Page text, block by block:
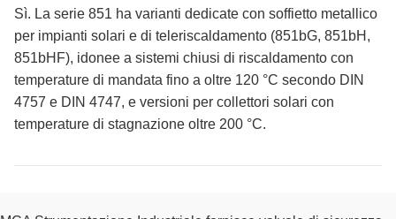
Sì. La serie 851 ha varianti dedicate con soffietto metallico
per impianti solari e di teleriscaldamento (851bG, 851bH,
851bHF), idonee a sistemi chiusi di riscaldamento con
temperature di mandata fino a oltre 120 °C secondo DIN
4757 e DIN 4747, e versioni per collettori solari con
temperature di stagnazione oltre 200 °C.